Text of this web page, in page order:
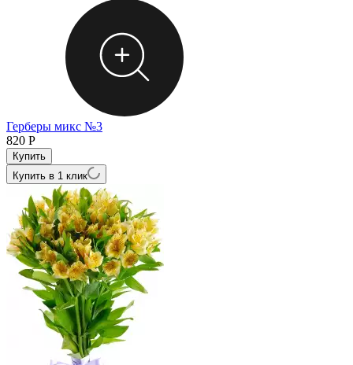
Герберы микс №3
820 Р
Купить в 1 клик